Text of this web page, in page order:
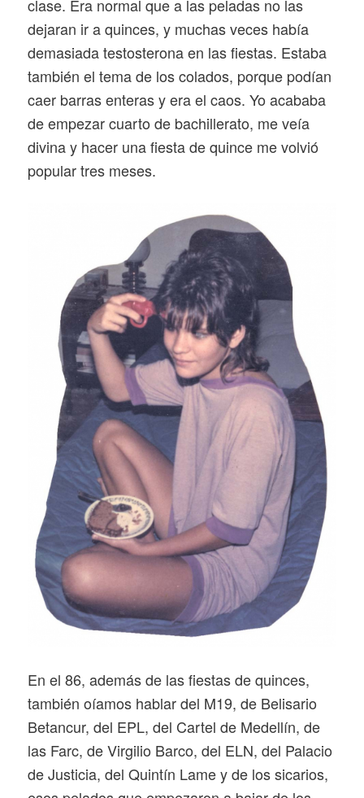
clase. Era normal que a las peladas no las
dejaran ir a quinces, y muchas veces había
demasiada testosterona en las fiestas. Estaba
también el tema de los colados, porque podían
caer barras enteras y era el caos. Yo acababa
de empezar cuarto de bachillerato, me veía
divina y hacer una fiesta de quince me volvió
popular tres meses.
En el 86, además de las fiestas de quinces,
también oíamos hablar del M19, de Belisario
Betancur, del EPL, del Cartel de Medellín, de
las Farc, de Virgilio Barco, del ELN, del Palacio
de Justicia, del Quintín Lame y de los sicarios,